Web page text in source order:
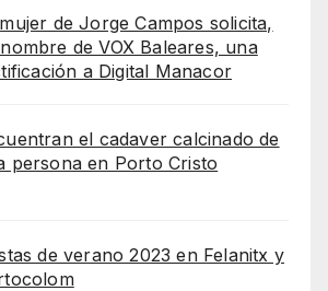
de Jorge Campos solicita,
de VOX Baleares, una
a Digital Manacor
el cadaver calcinado de
persona en Porto Cristo
de verano 2023 en Felanitx y